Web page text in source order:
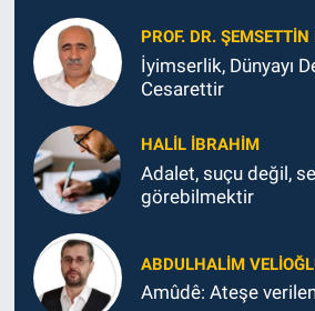
PROF. DR. ŞEMSETTIN
İyimserlik, Dünyayı
Cesarettir
HALIL İBRAHIM
Adalet, suçu değil,
görebilmektir
ABDULHALIM
Amûdê: Ateşe